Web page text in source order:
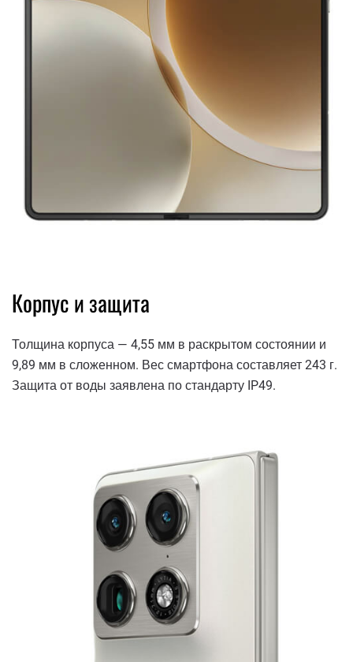
Корпус и защита
Толщина корпуса — 4,55 мм в раскрытом состоянии и
9,89 мм в сложенном. Вес смартфона составляет 243 г.
Защита от воды заявлена по стандарту IP49.